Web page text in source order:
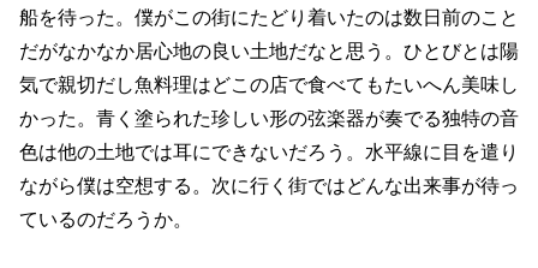
船を待った。僕がこの街にたどり着いたのは数日前のこと
だがなかなか居心地の良い土地だなと思う。ひとびとは陽
気で親切だし魚料理はどこの店で食べてもたいへん美味し
かった。青く塗られた珍しい形の弦楽器が奏でる独特の音
色は他の土地では耳にできないだろう。水平線に目を遣り
ながら僕は空想する。次に行く街ではどんな出来事が待っ
ているのだろうか。